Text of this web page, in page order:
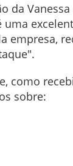
da
empresa,
como
sobre: